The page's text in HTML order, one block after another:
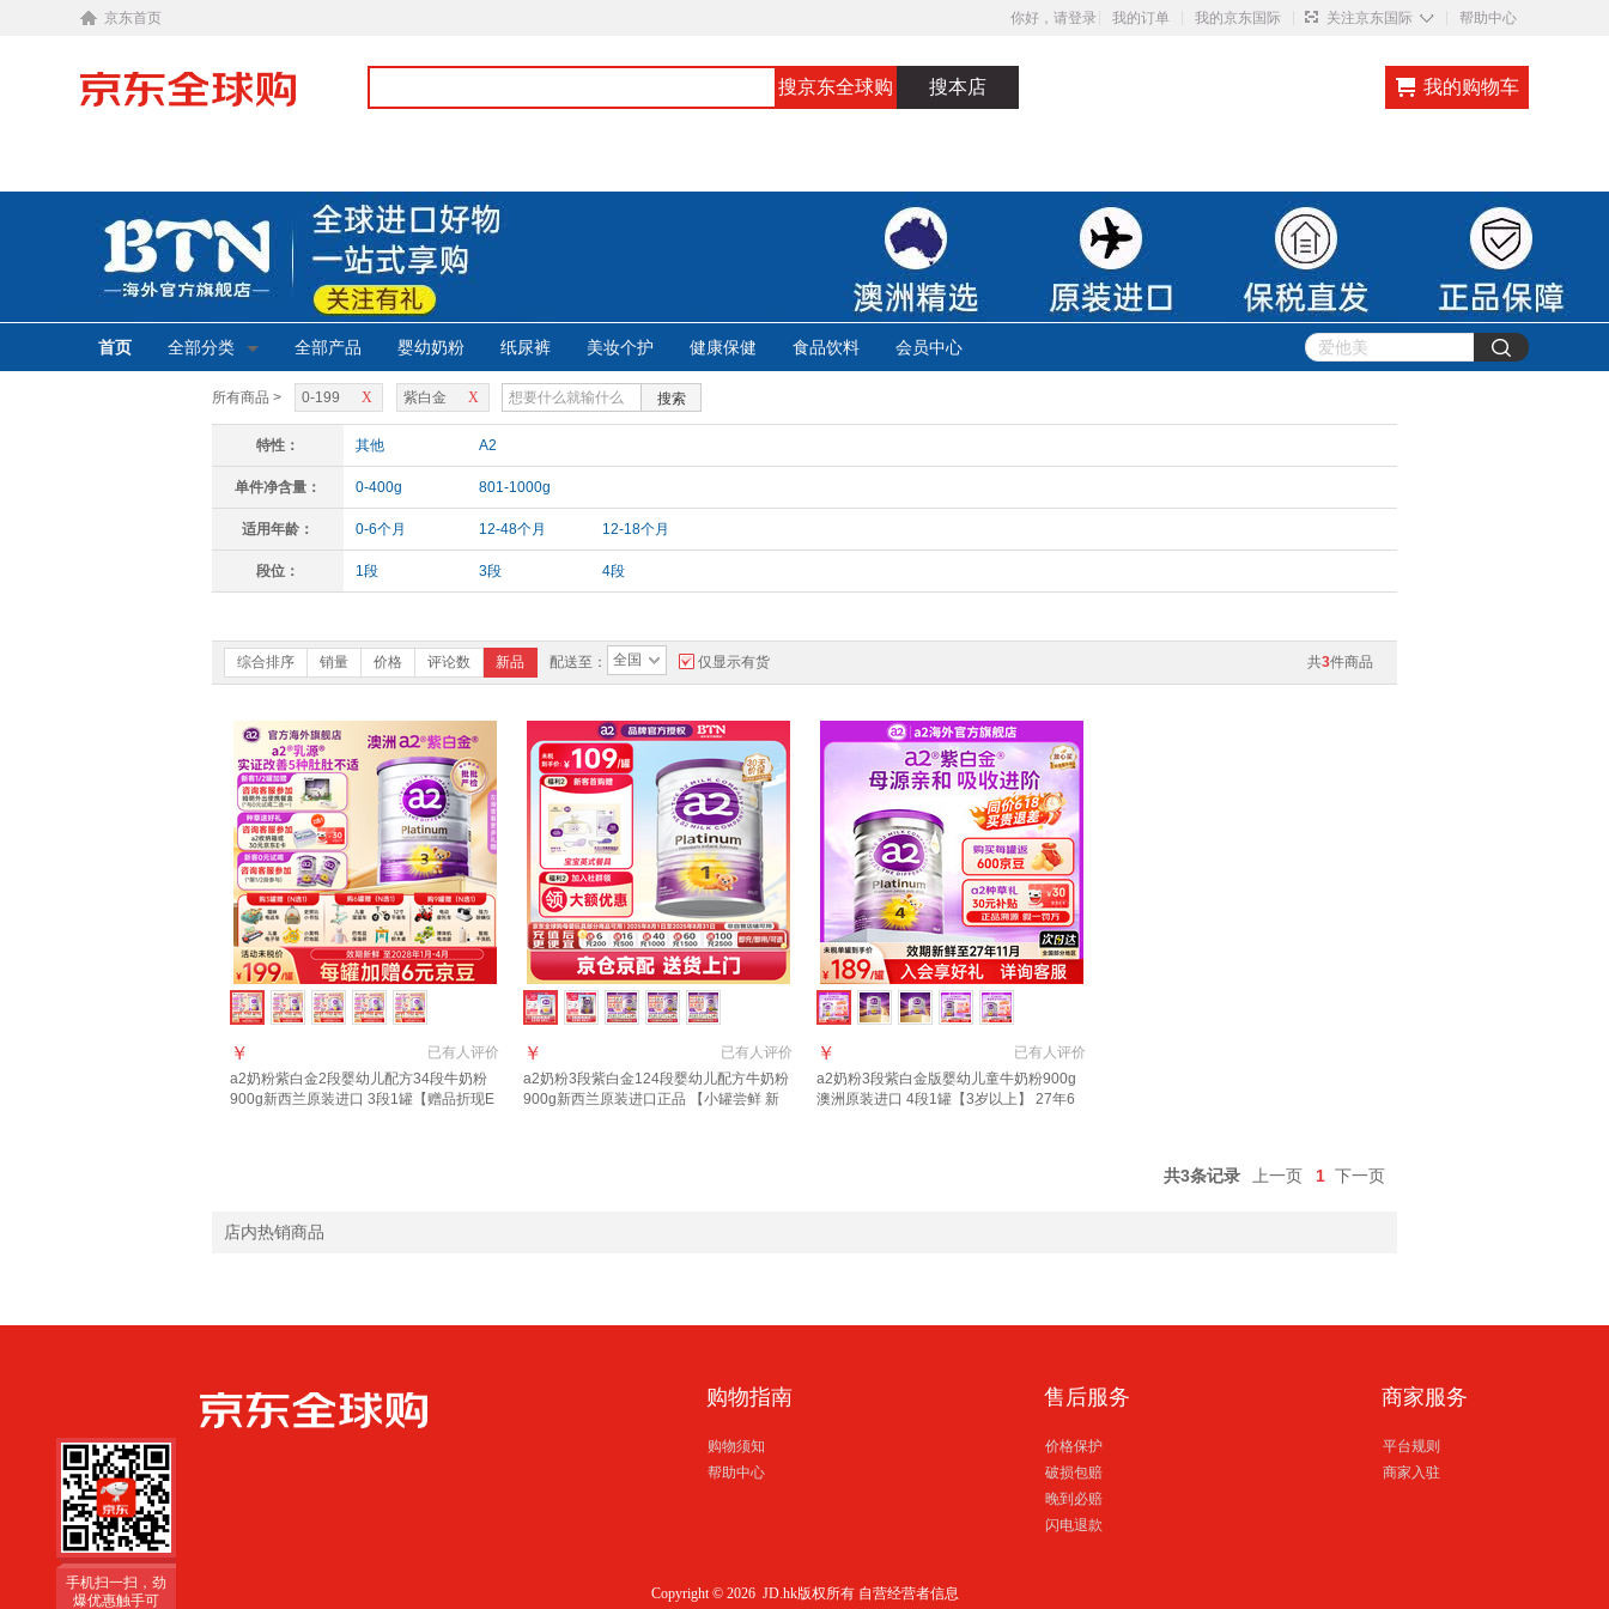
京东首页 你好，请登录 我的订单 我的京东国际 关注京东国际 ◇ 帮助中心
搜京东全球购 搜本店 我的购物车
首页 全部分类 全部产品 婴幼奶粉 纸尿裤 美妆个护 健康保健 食品饮料 会员中心
所有商品 > X
0-199 X
紫白金 搜索
特性： 其他 A2
单件净含量： 0-400g 801-1000g
适用年龄： 0-6个月 12-48个月 12-18个月
段位： 1段 3段 4段
共3件商品
综合排序 销量 价格 评论数 新品 配送至： 全国 仅显示有货
已有人评价
￥
a2奶粉紫白金2段婴幼儿配方34段牛奶粉
900g新西兰原装进口 3段1罐【赠品折现E
已有人评价
￥
a2奶粉3段紫白金124段婴幼儿配方牛奶粉
900g新西兰原装进口正品 【小罐尝鲜 新
已有人评价
￥
a2奶粉3段紫白金版婴幼儿童牛奶粉900g
澳洲原装进口 4段1罐【3岁以上】 27年6
共3条记录 上一页 1 下一页
店内热销商品
购物指南
购物须知
帮助中心
售后服务
价格保护
破损包赔
晚到必赔
闪电退款
商家服务
平台规则
商家入驻
Copyright © 2026 JD.hk版权所有 自营经营者信息
手机扫一扫，劲
爆优惠触手可
得！
手机扫一扫，劲
爆优惠触手可